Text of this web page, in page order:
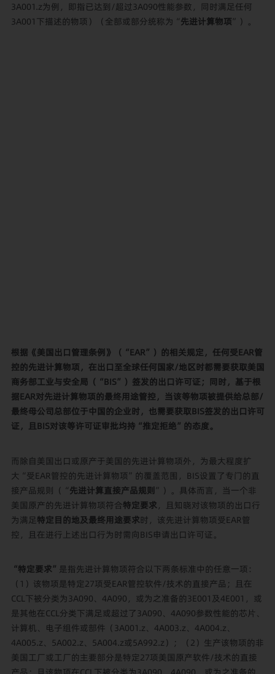
3A001.z为例，即指已达到/超过3A090性能参数，同时满足任何
3A001下描述的物项）（全部或部分统称为“先进计算物项”）。
根据《美国出口管理条例》（“EAR”）的相关规定，任何受EAR管
控的先进计算物项，在出口至全球任何国家/地区时都需要获取美国
商务部工业与安全局（“BIS”）签发的出口许可证；同时，基于根
据EAR对先进计算物项的最终用途管控，当该等物项被提供给总部/
最终母公司总部位于中国的企业时，也需要获取BIS签发的出口许可
证，且BIS对该等许可证审批均持“推定拒绝”的态度。
而除自美国出口或原产于美国的先进计算物项外，为最大程度扩
大“受EAR管控的先进计算物项”的覆盖范围，BIS设置了专门的直
接产品规则（“先进计算直接产品规则”）。具体而言，当一个非
美国原产的先进计算物项符合特定要求 ，且知晓对该物项的出口行
为满足特定目的地及最终用途要求时，该先进计算物项受EAR管
控，且在进行上述出口行为时需向BIS申请出口许可证。
“特定要求” 是指先进计算物项符合以下两条标准中的任意一项：
（1）该物项是特定27项受EAR管控软件/技术的直接产品；且在
CCL下被分类为3A090、4A090，或为之准备的3E001及4E001，或
是其他在CCL分类下满足或超过了3A090、4A090参数性能的芯片、
计算机、电子组件或部件（3A001.z、4A003.z、4A004.z、
4A005.z、5A002.z、5A004.z或5A992.z）；（2）生产该物项的非
美国工厂或工厂的主要部分是特定27项美国原产软件/技术的直接